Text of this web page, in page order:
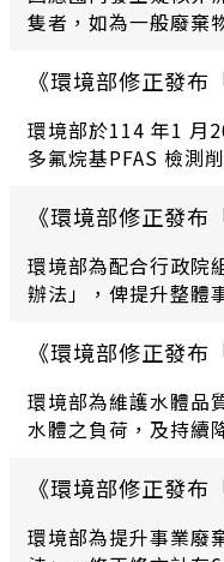
隻者，如為一般廢棄
號七、廚餘再利用
《環境部修正發布
環境部於114 年1 月
多氟烷基PFAS 檢測
《環境部修正發布
環境部為配合行政院
辦法」，俾提升整體
《環境部修正發布
環境部為維護水體品
水體之負荷，及持續
《環境部修正發布
環境部為提升事業廢